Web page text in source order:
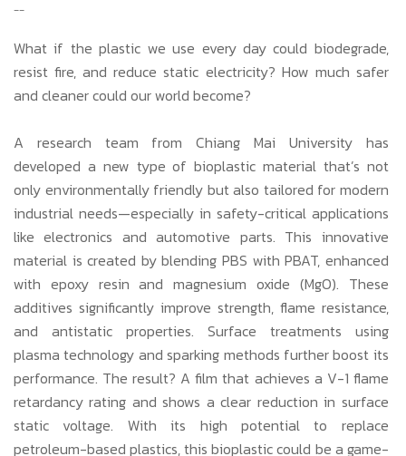
--
What if the plastic we use every day could biodegrade,
resist fire, and reduce static electricity? How much safer
and cleaner could our world become?
A research team from Chiang Mai University has
developed a new type of bioplastic material that’s not
only environmentally friendly but also tailored for modern
industrial needs—especially in safety-critical applications
like electronics and automotive parts. This innovative
material is created by blending PBS with PBAT, enhanced
with epoxy resin and magnesium oxide (MgO). These
additives significantly improve strength, flame resistance,
and antistatic properties. Surface treatments using
plasma technology and sparking methods further boost its
performance. The result? A film that achieves a V-1 flame
retardancy rating and shows a clear reduction in surface
static voltage. With its high potential to replace
petroleum-based plastics, this bioplastic could be a game-